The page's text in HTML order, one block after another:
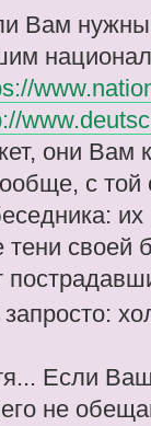
Вам нужны
они Вам
с той
тени своей
запросто:
Если
не